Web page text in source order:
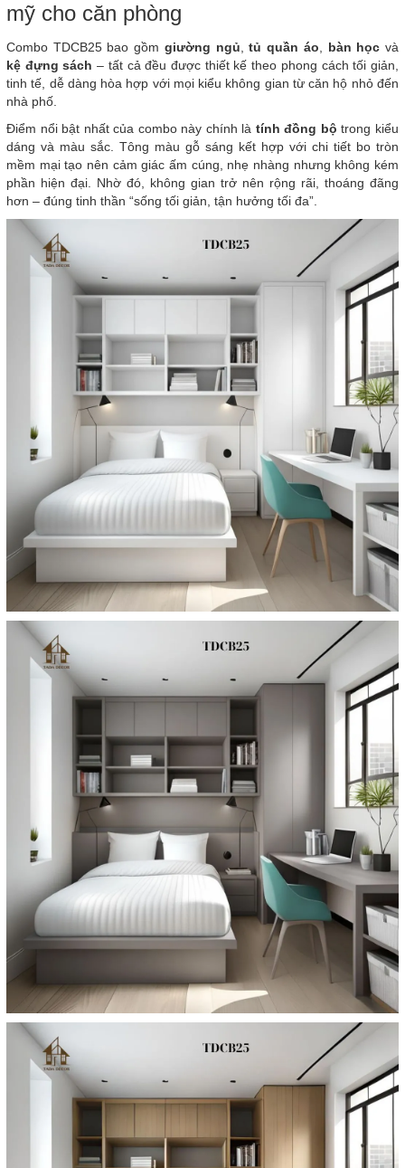
mỹ cho căn phòng
Combo TDCB25 bao gồm giường ngủ ,tủ quần áo bàn học và
kệ đựng sách – tất cả đều được thiết kế theo phong cách tối giản,
tinh tế, dễ dàng hòa hợp với mọi kiểu không gian từ căn hộ nhỏ đến
nhà phố.
Điểm nổi bật nhất của combo này chính là tính đồng bộ trong kiểu
dáng và màu sắc. Tông màu gỗ sáng kết hợp với chi tiết bo tròn
mềm mại tạo nên cảm giác ấm cúng, nhẹ nhàng nhưng không kém
phần hiện đại. Nhờ đó, không gian trở nên rộng rãi, thoáng đãng
hơn – đúng tinh thần “sống tối giản, tận hưởng tối đa”.